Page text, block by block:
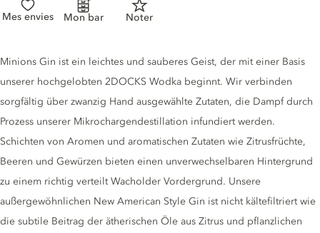
Mes envies Mon bar Noter
Gin description
Minions Gin ist ein leichtes und sauberes Geist, der mit einer Basis
unserer hochgelobten 2DOCKS Wodka beginnt. Wir verbinden
sorgfältig über zwanzig Hand ausgewählte Zutaten, die Dampf durch
Prozess unserer Mikrochargendestillation infundiert werden.
Schichten von Aromen und aromatischen Zutaten wie Zitrusfrüchte,
Beeren und Gewürzen bieten einen unverwechselbaren Hintergrund
zu einem richtig verteilt Wacholder Vordergrund. Unsere
außergewöhnlichen New American Style Gin ist nicht kältefiltriert wie
die subtile Beitrag der ätherischen Öle aus Zitrus und pflanzlichen